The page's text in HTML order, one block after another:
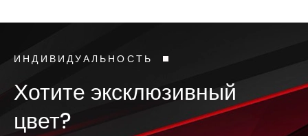
ИНДИВИДУАЛЬНОСТЬ
Хотите эксклюзивный
цвет?